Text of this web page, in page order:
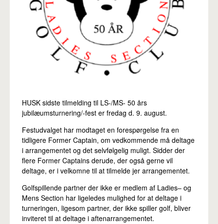
HUSK sidste tilmelding til LS-/MS- 50 års
jubilæumsturnering/-fest er fredag d. 9. august.
Festudvalget har modtaget en forespørgelse fra en
tidligere Former Captain, om vedkommende må deltage
i arrangementet og det selvfølgelig muligt. Sidder der
flere Former Captains derude, der også gerne vil
deltage, er i velkomne til at tilmelde jer arrangementet.
Golfspillende partner der ikke er medlem af Ladies– og
Mens Section har ligeledes mulighed for at deltage i
turneringen, ligesom partner, der ikke spiller golf, bliver
inviteret til at deltage i aftenarrangementet.